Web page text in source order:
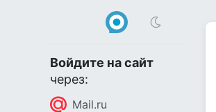
Войдите на сайт
через:
Mail.ru